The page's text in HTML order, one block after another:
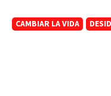
CAMBIAR LA VIDA